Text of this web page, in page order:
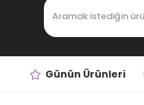
Günün Ürünleri